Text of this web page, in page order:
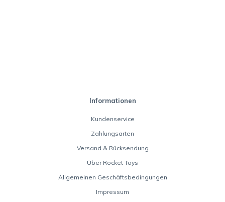
Informationen
Kundenservice
Zahlungsarten
Versand & Rücksendung
Über Rocket Toys
Allgemeinen Geschäftsbedingungen
Impressum